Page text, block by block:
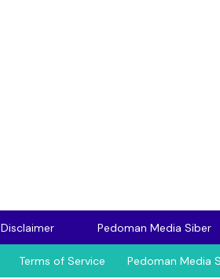
Disclaimer Pedoman Media Siber
Terms of Service Pedoman Media